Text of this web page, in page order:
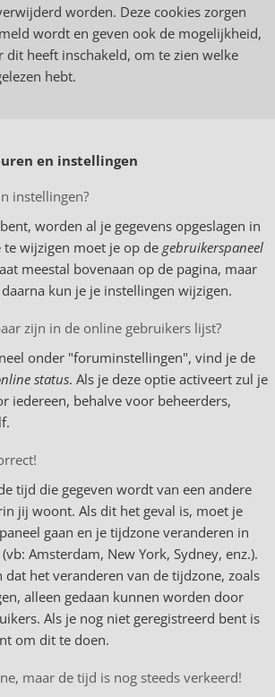
worden. Deze cookies zorgen
wordt en geven ook de mogelijkheid,
dit heeft inschakeld, om te zien welke
hebt.
en instellingen
instellingen?
worden al je gegevens opgeslagen in
te wijzigen moet je op de gebruikerspaneel
meestal bovenaan op de pagina, maar
kun je je instellingen wijzigen.
zijn in de online gebruikers lijst?
onder "foruminstellingen", vind je de
status. Als je deze optie activeert zul je
iedereen, behalve voor beheerders,
tijd die gegeven wordt van een andere
jij woont. Als dit het geval is, moet je
gaan en je tijdzone veranderen in
Amsterdam, New York, Sydney, enz.).
dat het veranderen van de tijdzone, zoals
alleen gedaan kunnen worden door
Als je nog niet geregistreerd bent is
om dit te doen.
maar de tijd is nog steeds verkeerd!